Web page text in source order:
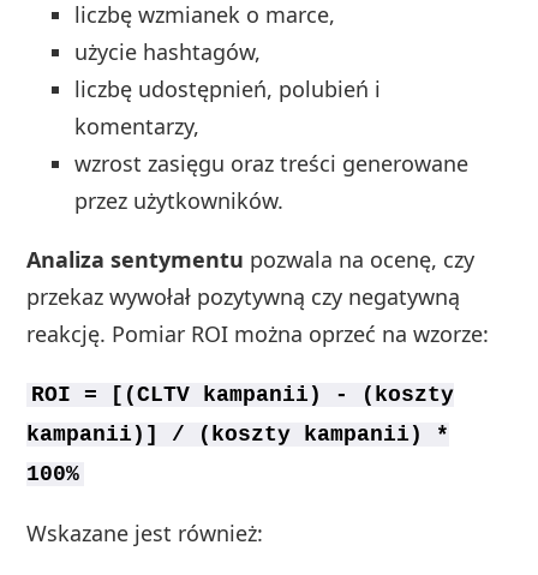
liczbę wzmianek o marce,
użycie hashtagów,
liczbę udostępnień, polubień i
komentarzy,
wzrost zasięgu oraz treści generowane
przez użytkowników.
Analiza sentymentu pozwala na ocenę, czy
przekaz wywołał pozytywną czy negatywną
reakcję. Pomiar ROI można oprzeć na wzorze:
ROI = [(CLTV kampanii) - (koszty
kampanii)] / (koszty kampanii) *
100%
Wskazane jest również: